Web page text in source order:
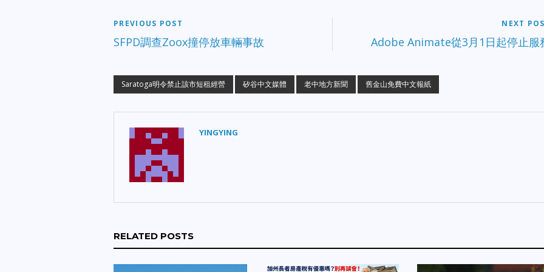
PREVIOUS POST
SFPD調查Zoox撞停放車輛事故
NEXT
Adobe Animate從3月1日起停止服
Saratoga明令禁止該市短租經營 矽谷中文媒體 老中地方新聞 舊金山免費中文報紙
YINGYING
RELATED POSTS